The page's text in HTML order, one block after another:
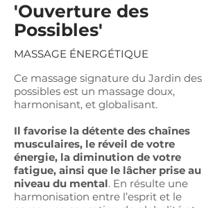
'Ouverture des
Possibles'
MASSAGE ÉNERGÉTIQUE
Ce massage signature du Jardin des
possibles est un massage doux,
harmonisant, et globalisant.
Il favorise la détente des chaînes
musculaires, le réveil de votre
énergie, la diminution de votre
fatigue, ainsi que le lâcher prise au
niveau du mental. En résulte une
harmonisation entre l’esprit et le